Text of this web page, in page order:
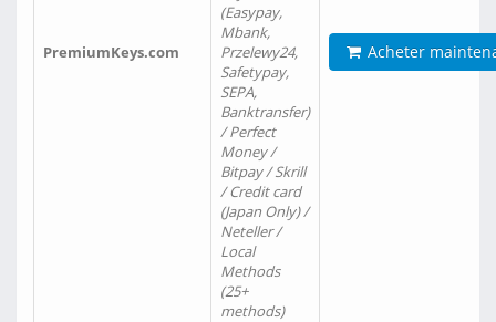
PremiumKeys.com
(Easypay,
Mbank,
Przelewy24,
Safetypay,
SEPA,
Banktransfer)
/ Perfect
Money /
Bitpay / Skrill
/ Credit card
(Japan Only) /
Neteller /
Local
Methods
(25+
methods)
Acheter